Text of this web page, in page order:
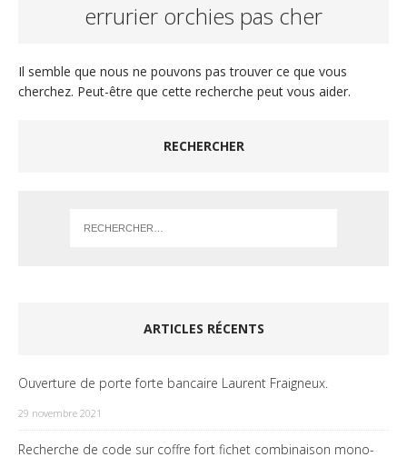
errurier orchies pas cher
Il semble que nous ne pouvons pas trouver ce que vous
cherchez. Peut-être que cette recherche peut vous aider.
RECHERCHER
ARTICLES RÉCENTS
Ouverture de porte forte bancaire Laurent Fraigneux.
29 novembre 2021
Recherche de code sur coffre fort fichet combinaison mono-